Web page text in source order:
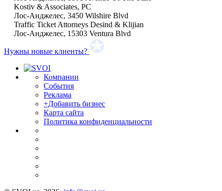
Kostiv & Associates, PC
Лос-Анджелес, 3450 Wilshire Blvd
Traffic Ticket Attorneys Desind & Klijian
Лос-Анджелес, 15303 Ventura Blvd
Нужны новые клиенты?
Компании
События
Реклама
+Добавить бизнес
Карта сайта
Политика конфиденциальности